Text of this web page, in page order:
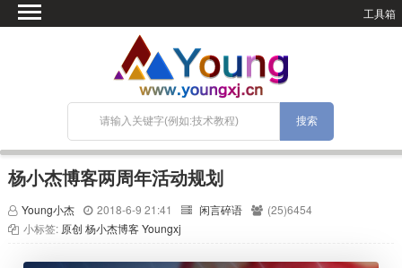
工具箱
网站搭建
关于Blog
宝塔面板
杨小杰博客两周年活动规划
Young小杰 2018-6-9 21:41 闲言碎语
(25)6454
小标签: 原创 杨小杰博客Youngxj